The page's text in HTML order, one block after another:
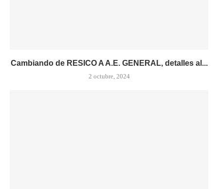
Cambiando de RESICO A A.E. GENERAL, detalles al...
2 octubre, 2024